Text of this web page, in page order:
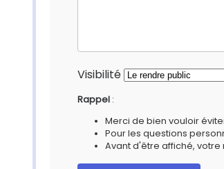
Visibilité
Rappel :
Merci de bien vouloir
Pour les questions
Avant d'être affiché,